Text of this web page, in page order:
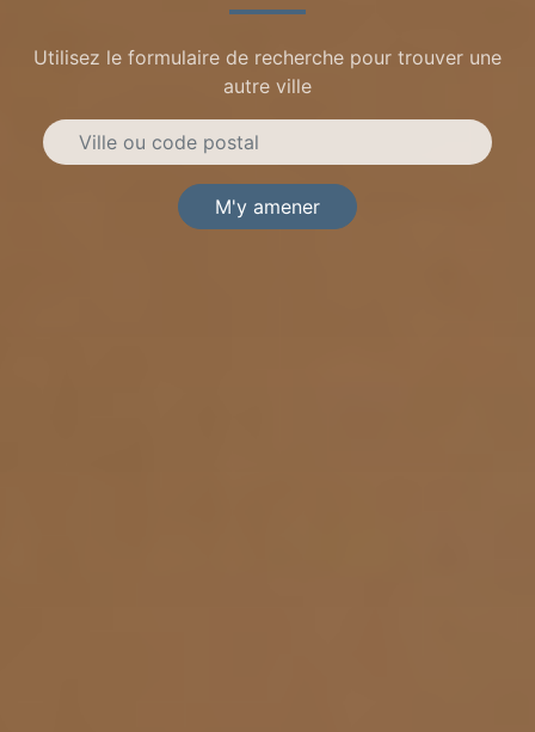
Utilisez le formulaire de recherche pour trouver une
autre ville
M'y amener